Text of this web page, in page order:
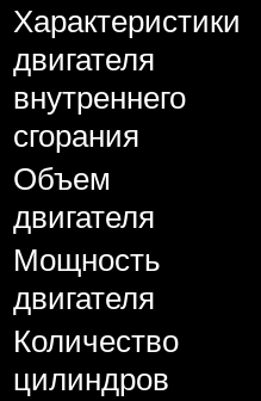
Характеристики
двигателя
внутреннего
сгорания
Объем
двигателя
Мощность
двигателя
Количество
цилиндров